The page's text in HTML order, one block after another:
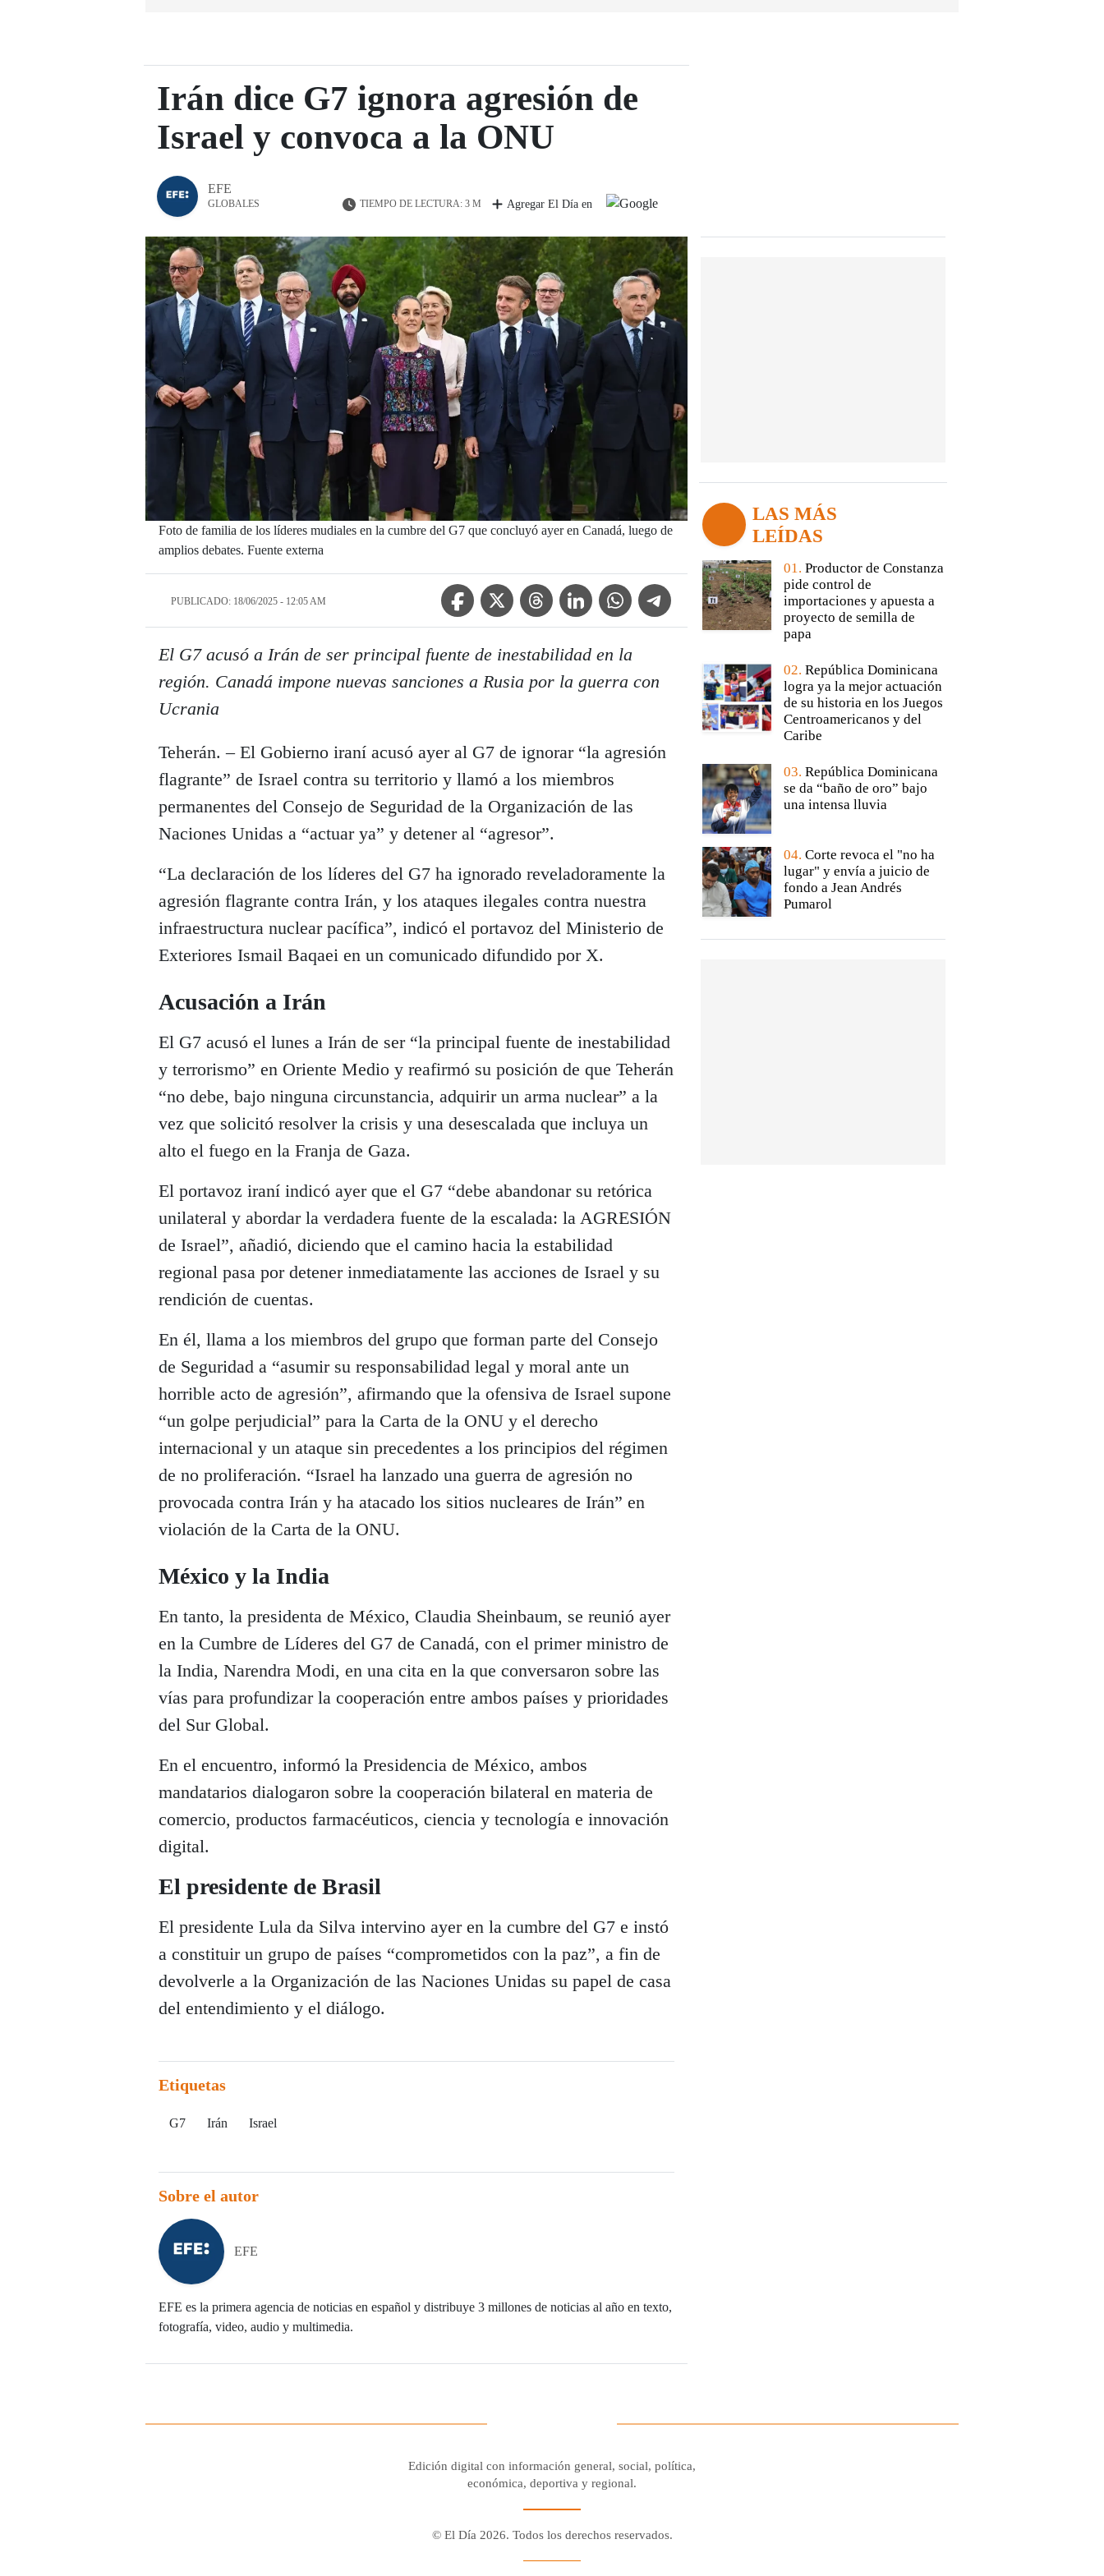
Irán dice G7 ignora agresión de
Israel y convoca a la ONU
EFE
GLOBALES TIEMPO DE LECTURA: 3 M Agregar El Día en
Foto de familia de los líderes mudiales en la cumbre del G7 que concluyó ayer en Canadá, luego de
amplios debates. Fuente externa
PUBLICADO: 18/06/2025 - 12:05 AM
Facebook IconTwitter IconThreads IconLinkedin IconWhatsApp IconTelegram Icon
El G7 acusó a Irán de ser principal fuente de inestabilidad en la
región. Canadá impone nuevas sanciones a Rusia por la guerra con
Ucrania
Teherán. – El Gobierno iraní acusó ayer al G7 de ignorar “la agresión
flagrante” de Israel contra su territorio y llamó a los miembros
permanentes del Consejo de Seguridad de la Organización de las
Naciones Unidas a “actuar ya” y detener al “agresor”.
“La declaración de los líderes del G7 ha ignorado reveladoramente la
agresión flagrante contra Irán, y los ataques ilegales contra nuestra
infraestructura nuclear pacífica”, indicó el portavoz del Ministerio de
Exteriores Ismail Baqaei en un comunicado difundido por X.
Acusación a Irán
El G7 acusó el lunes a Irán de ser “la principal fuente de inestabilidad
y terrorismo” en Oriente Medio y reafirmó su posición de que Teherán
“no debe, bajo ninguna circunstancia, adquirir un arma nuclear” a la
vez que solicitó resolver la crisis y una desescalada que incluya un
alto el fuego en la Franja de Gaza.
El portavoz iraní indicó ayer que el G7 “debe abandonar su retórica
unilateral y abordar la verdadera fuente de la escalada: la AGRESIÓN
de Israel”, añadió, diciendo que el camino hacia la estabilidad
regional pasa por detener inmediatamente las acciones de Israel y su
rendición de cuentas.
En él, llama a los miembros del grupo que forman parte del Consejo
de Seguridad a “asumir su responsabilidad legal y moral ante un
horrible acto de agresión”, afirmando que la ofensiva de Israel supone
“un golpe perjudicial” para la Carta de la ONU y el derecho
internacional y un ataque sin precedentes a los principios del régimen
de no proliferación. “Israel ha lanzado una guerra de agresión no
provocada contra Irán y ha atacado los sitios nucleares de Irán” en
violación de la Carta de la ONU.
México y la India
En tanto, la presidenta de México, Claudia Sheinbaum, se reunió ayer
en la Cumbre de Líderes del G7 de Canadá, con el primer ministro de
la India, Narendra Modi, en una cita en la que conversaron sobre las
vías para profundizar la cooperación entre ambos países y prioridades
del Sur Global.
En el encuentro, informó la Presidencia de México, ambos
mandatarios dialogaron sobre la cooperación bilateral en materia de
comercio, productos farmacéuticos, ciencia y tecnología e innovación
digital.
El presidente de Brasil
El presidente Lula da Silva intervino ayer en la cumbre del G7 e instó
a constituir un grupo de países “comprometidos con la paz”, a fin de
devolverle a la Organización de las Naciones Unidas su papel de casa
del entendimiento y el diálogo.
Etiquetas
G7 Irán Israel
Sobre el autor
EFE
EFE es la primera agencia de noticias en español y distribuye 3 millones de noticias al año en texto,
fotografía, video, audio y multimedia.
LAS MÁS
LEÍDAS
01. Productor de Constanza
pide control de
importaciones y apuesta a
proyecto de semilla de
papa
02. República Dominicana
logra ya la mejor actuación
de su historia en los Juegos
Centroamericanos y del
Caribe
03. República Dominicana
se da “baño de oro” bajo
una intensa lluvia
04. Corte revoca el "no ha
lugar" y envía a juicio de
fondo a Jean Andrés
Pumarol
Edición digital con información general, social, política,
económica, deportiva y regional.
© El Día 2026. Todos los derechos reservados.